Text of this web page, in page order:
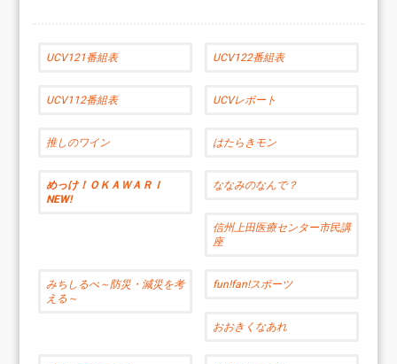
UCV121番組表 UCV122番組表
UCV112番組表 UCVレポート
推しのワイン はたらきモン
めっけ！ＯＫＡＷＡＲＩ
NEW!
ななみのなんで？
信州上田医療センター市民講
座
みちしるべ～防災・減災を考
える～
fun!fan!スポーツ
おおきくなあれ